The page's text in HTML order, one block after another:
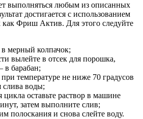
выполняться любым из описанных
достигается с использованием
как Фриш Актив. Для этого следуйте
в мерный колпачок;
вылейте в отсек для порошка,
в барабан;
при температуре не ниже 70 градусов
слива воды;
цикла оставьте раствор в машине
затем выполните слив;
полоскания и снова слейте воду.